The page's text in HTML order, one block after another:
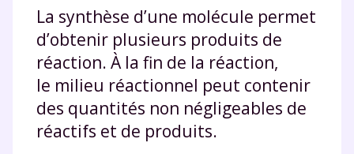
La synthèse d’une molécule permet
d’obtenir plusieurs produits de
réaction. À la fin de la réaction,
le milieu réactionnel peut contenir
des quantités non négligeables de
réactifs et de produits.